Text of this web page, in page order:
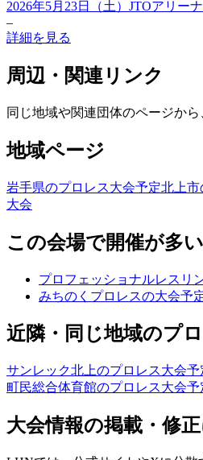
2026年5月23日（土）JTOアリー
–
詳細を見る
周辺・関連リンク
同じ地域や関連団体のページか
地域ページ
岩手県のプロレス大会予定北上市
大会
この会場で開催が多
プロフェッショナルレスリ
みちのくプロレスの大会予
近隣・同じ地域のプ
サンレック北上のプロレス大会予
町民総合体育館のプロレス大会予
大会情報の掲載・修